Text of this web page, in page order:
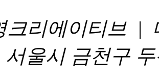
크리에이티브 |
서울시 금천구